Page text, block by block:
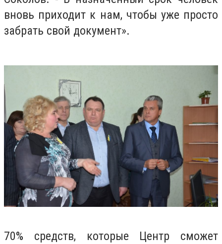
вновь приходит к нам, чтобы уже просто
забрать свой документ».
70% средств, которые Центр сможет